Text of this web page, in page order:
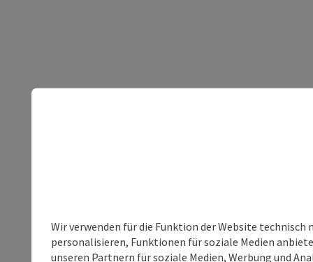
Wir verwenden für die Funktion der Website
personalisieren, Funktionen für soziale Medien
unseren Partnern für soziale Medien, Werbung und